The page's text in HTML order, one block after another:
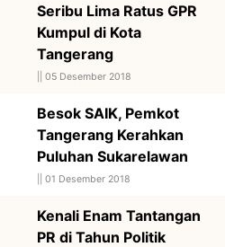
Seribu Lima Ratus GPR
Kumpul di Kota
Tangerang
05 Desember 2018
Besok SAIK, Pemkot
Tangerang Kerahkan
Puluhan Sukarelawan
01 Desember 2018
Kenali Enam Tantangan
PR di Tahun Politik